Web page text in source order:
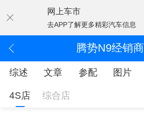
网上车市
去APP了解更多精彩汽车信息
腾势N9经销商
综述 文章 参配 图片
4S店 综合店